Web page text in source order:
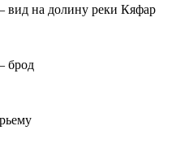
на долину реки Кяфар
брод